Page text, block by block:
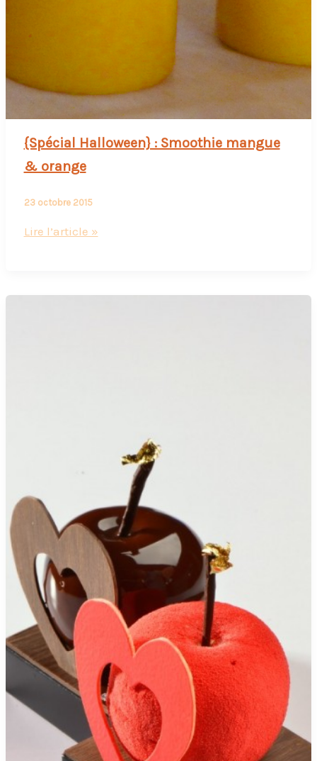
{Spécial Halloween} : Smoothie mangue
& orange
23 octobre 2015
{Spécial
Lire l’article »